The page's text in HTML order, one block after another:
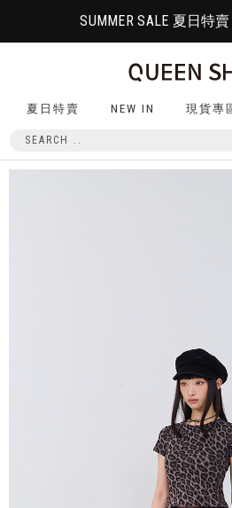
SUMMER SALE 夏日特
夏日特賣 NEW IN 現貨專